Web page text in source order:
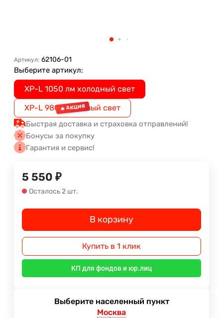
Артикул: 62106-01
Выберите артикул:
XP-L 1050 лм холодный свет
XP-L 980 лм теплый свет
Быстрая доставка и страховка отправлений!
Бонусы за покупку
Гарантия и сервис!
5 550 ₽
Осталось 2 шт.
В корзину
Купить в 1 клик
КП для фондов и юр.лиц
Выберите населенный пункт
Москва